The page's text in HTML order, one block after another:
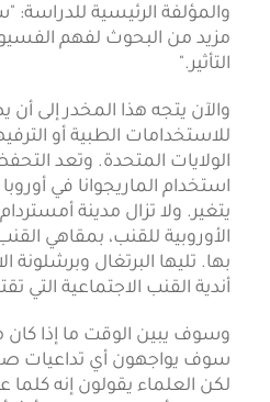
والمؤلفة الرئيسية
مزيد من البحوث لفهم
التأثير ".
والآن يتجه هذا المخدر إلى أن
للاستخدامات الطبية أو
الولايات المتحدة. وتعد
استخدام الماريجوانا في
يتغير. ولا تزال مدينة
الأوروبية للقنب، بمقاهي
بها. تليها البرتغال وبرشلونة
أندية القنب الاجتماعية
وسوف يبين الوقت ما إذا
سوف يواجهون أي تداعيات
لكن العلماء يقولون إنه كلما